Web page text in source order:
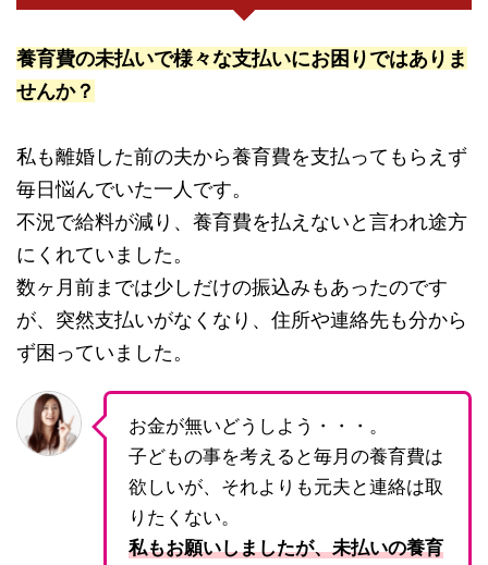
養育費の未払いで様々な支払いにお困りではありま
せんか？
私も離婚した前の夫から養育費を支払ってもらえず
毎日悩んでいた一人です。
不況で給料が減り、養育費を払えないと言われ途方
にくれていました。
数ヶ月前までは少しだけの振込みもあったのです
が、突然支払いがなくなり、住所や連絡先も分から
ず困っていました。
お金が無いどうしよう・・・。
子どもの事を考えると毎月の養育費は
欲しいが、それよりも元夫と連絡は取
りたくない。
私もお願いしましたが、未払いの養育